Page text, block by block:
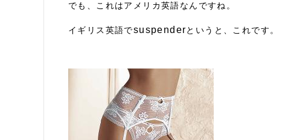
でも、これはアメリカ英語なんですね。
イギリス英語でsuspenderというと、これです。